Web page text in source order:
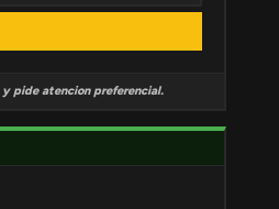
y pide atencion preferencial.